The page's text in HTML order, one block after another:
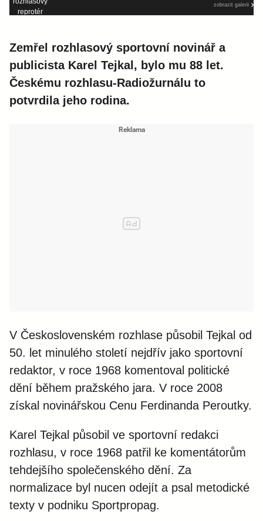
zobrazit galerii
Zemřel rozhlasový sportovní novinář a
publicista Karel Tejkal, bylo mu 88 let.
Českému rozhlasu-Radiožurnálu to
potvrdila jeho rodina.
V Československém rozhlase působil Tejkal od
50. let minulého století nejdřív jako sportovní
redaktor, v roce 1968 komentoval politické
dění během pražského jara. V roce 2008
získal novinářskou Cenu Ferdinanda Peroutky.
Karel Tejkal působil ve sportovní redakci
rozhlasu, v roce 1968 patřil ke komentátorům
tehdejšího společenského dění. Za
normalizace byl nucen odejít a psal metodické
texty v podniku Sportpropag.